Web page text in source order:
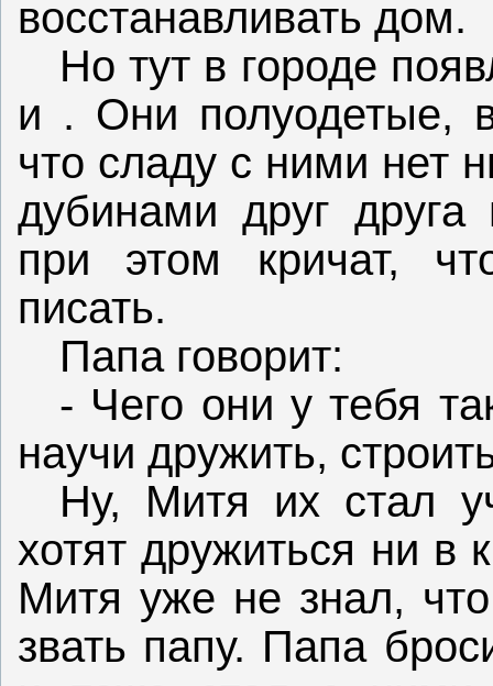
восстанавливать дом.
Но тут в городе
и . Они полуодетые,
что сладу с ними нет
дубинами друг
при этом кричат,
писать.
Папа говорит:
- Чего они у тебя
научи дружить,
Ну, Митя их стал
хотят дружиться ни в
Митя уже не знал,
звать папу. Папа